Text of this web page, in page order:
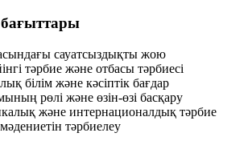
бағыттары
сауатсыздықты жою
тәрбие және отбасы тәрбиесі
білім және кәсіптік бағдар
рөлі және өзін-өзі басқару
және интернационалдық тәрбие
тәрбиелеу